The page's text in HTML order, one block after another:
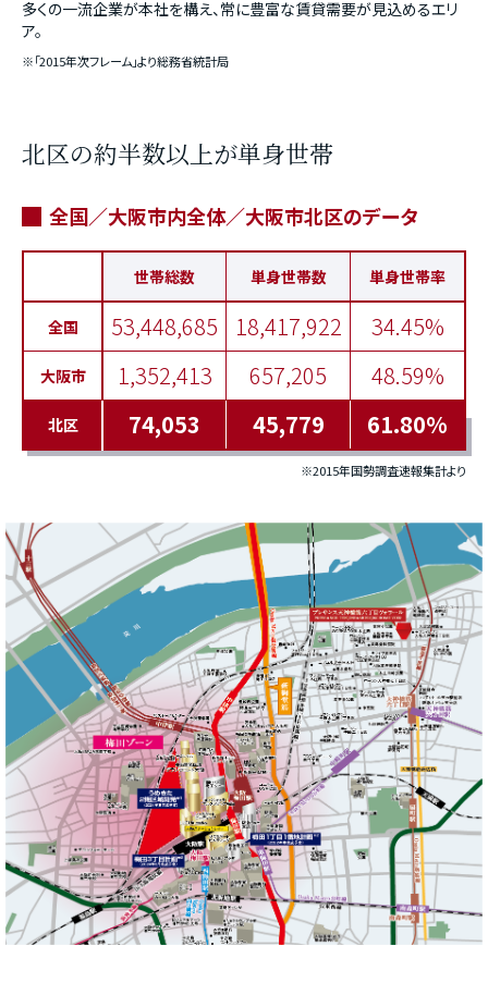
多くの一流企業が本社を構え、常に豊富な賃貸需要が見込めるエリ
ア。
※「2015年次フレーム」より総務省統計局
北区の約半数以上が単身世帯
全国／大阪市内全体／大阪市北区のデータ
世帯総数 単身世帯数 単身世帯率
全国 53,448,685 18,417,922 34.45%
大阪市 1,352,413 657,205 48.59%
北区 74,053 45,779 61.80%
※2015年国勢調査速報集計より